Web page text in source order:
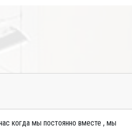
когда мы постоянно вместе , мы